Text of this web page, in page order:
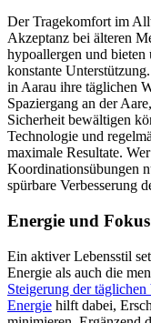
Der Tragekomfort im
Akzeptanz bei älteren
hypoallergen und bieten
konstante
in Aarau ihre täglichen
Spaziergang an der
Sicherheit bewältigen
Technologie und
maximale Resultate.
Koordinationsübungen
spürbare Verbesserung
Energie und
Ein aktiver Lebensstil
Energie als auch die
Steigerung der
Energie hilft dabei,